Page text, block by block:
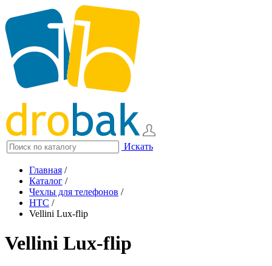
Искать
Главная /
Каталог /
Чехлы для телефонов /
HTC /
Vellini Lux-flip
Vellini Lux-flip